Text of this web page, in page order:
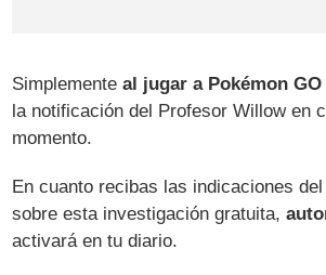
Simplementeal jugar a Pokémon GO
la notificación del Profesor Willow en
momento.
En cuanto recibas las indicaciones
sobre esta investigación gratuita,
activará en tu diario.